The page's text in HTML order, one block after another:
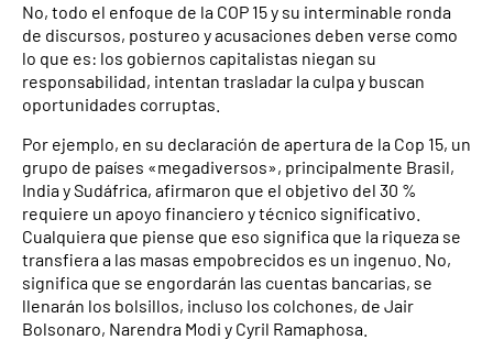
No, todo el enfoque de la COP 15 y su interminable ronda
de discursos, postureo y acusaciones deben verse como
lo que es: los gobiernos capitalistas niegan su
responsabilidad, intentan trasladar la culpa y buscan
oportunidades corruptas.
Por ejemplo, en su declaración de apertura de la Cop 15, un
grupo de países «megadiversos», principalmente Brasil,
India y Sudáfrica, afirmaron que el objetivo del 30 %
requiere un apoyo financiero y técnico significativo.
Cualquiera que piense que eso significa que la riqueza se
transfiera a las masas empobrecidos es un ingenuo. No,
significa que se engordarán las cuentas bancarias, se
llenarán los bolsillos, incluso los colchones, de Jair
Bolsonaro, Narendra Modi y Cyril Ramaphosa.